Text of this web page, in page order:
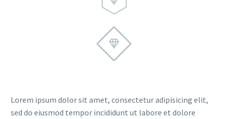


Lorem ipsum dolor sit amet, consectetur adipisicing elit,
sed do eiusmod tempor incididunt ut labore et dolore